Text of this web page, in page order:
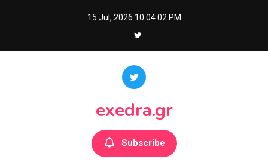
15 Jul, 2026 10:04:04 PM
exedra.gr
Subscribe